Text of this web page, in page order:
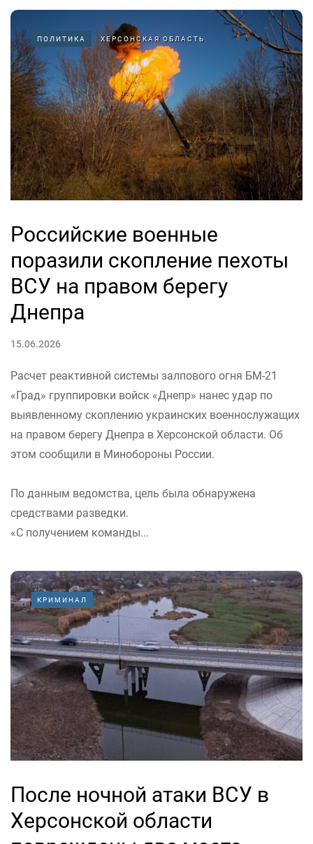
ПОЛИТИКА ХЕРСОНСКАЯ ОБЛАСТЬ
Российские военные
поразили скопление пехоты
ВСУ на правом берегу
Днепра
15.06.2026
Расчет реактивной системы залпового огня БМ-21
«Град» группировки войск «Днепр» нанес удар по
выявленному скоплению украинских военнослужащих
на правом берегу Днепра в Херсонской области. Об
этом сообщили в Минобороны России.
По данным ведомства, цель была обнаружена
средствами разведки.
«С получением команды...
КРИМИНАЛ
После ночной атаки ВСУ в
Херсонской области